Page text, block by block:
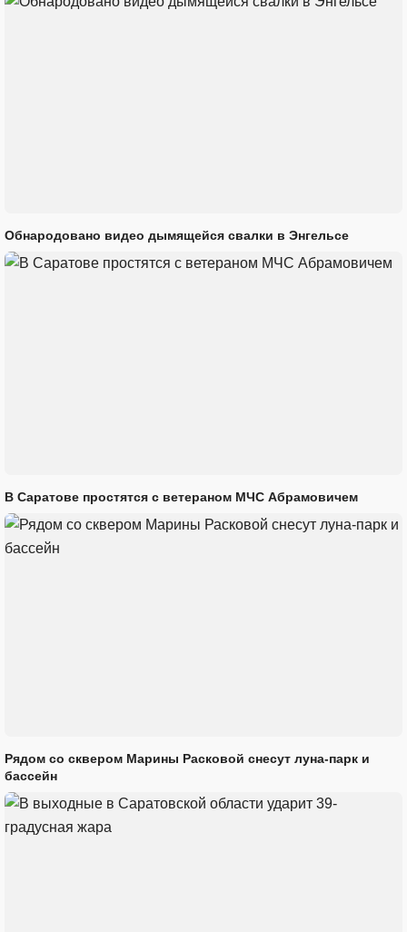
Обнародовано видео дымящейся свалки в Энгельсе
В Саратове простятся с ветераном МЧС Абрамовичем
Рядом со сквером Марины Расковой снесут луна-парк и
бассейн